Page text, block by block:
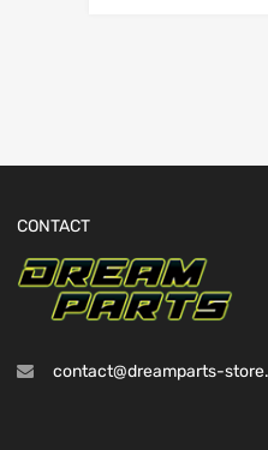
CONTACT
contact@dreamparts-